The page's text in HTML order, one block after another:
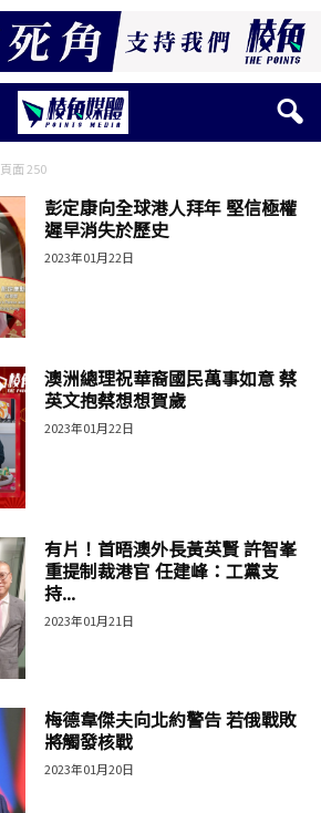
頁面 250
彭定康向全球港人拜年 堅信極權
遲早消失於歷史
2023年01月22日
澳洲總理祝華裔國民萬事如意 蔡
英文抱蔡想想賀歲
2023年01月22日
有片！首晤澳外長黃英賢 許智峯
重提制裁港官 任建峰：工黨支
持...
2023年01月21日
梅德韋傑夫向北約警告 若俄戰敗
將觸發核戰
2023年01月20日